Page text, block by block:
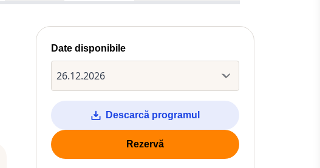
Date disponibile
Descarcă programul
Rezervă